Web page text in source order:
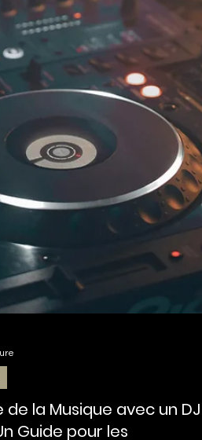
Sportif avec
Sportifs
des événements sportifs, chaque
et maintenir l'engagement du